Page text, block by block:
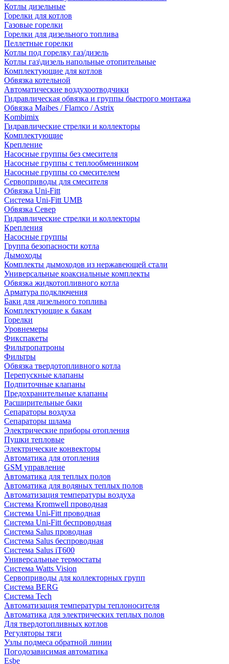
Котлы дизельные
Горелки для котлов
Газовые горелки
Горелки для дизельного топлива
Пеллетные горелки
Котлы под горелку газ/дизель
Котлы газ\дизель напольные отопительные
Комплектующие для котлов
Обвязка котельной
Автоматические воздухоотводчики
Гидравлическая обвязка и группы быстрого монтажа
Обвязка Maibes / Flamco / Astrix
Kombimix
Гидравлические стрелки и коллекторы
Комплектующие
Крепление
Насосные группы без смесителя
Насосные группы с теплообменником
Насосные группы со смесителем
Сервоприводы для смесителя
Обвязка Uni-Fitt
Система Uni-Fitt UMB
Обвязка Север
Гидравлические стрелки и коллекторы
Крепления
Насосные группы
Группа безопасности котла
Дымоходы
Комплекты дымоходов из нержавеющей стали
Универсальные коаксиальные комплекты
Обвязка жидкотопливного котла
Арматура подключения
Баки для дизельного топлива
Комплектующие к бакам
Горелки
Уровнемеры
Фикспакеты
Фильтропатроны
Фильтры
Обвязка твердотопливного котла
Перепускные клапаны
Подпиточные клапаны
Предохранительные клапаны
Расширительные баки
Сепараторы воздуха
Сепараторы шлама
Электрические приборы отопления
Пушки тепловые
Электрические конвекторы
Автоматика для отопления
GSM управление
Автоматика для теплых полов
Автоматика для водяных теплых полов
Автоматизация температуры воздуха
Система Kromwell проводная
Система Uni-Fitt проводная
Система Uni-Fitt беспроводная
Система Salus проводная
Система Salus беспроводная
Система Salus iT600
Универсальные термостаты
Система Watts Vision
Сервоприводы для коллекторных групп
Система BERG
Система Tech
Автоматизация температуры теплоносителя
Автоматика для электрических теплых полов
Для твердотопливных котлов
Регуляторы тяги
Узлы подмеса обратной линии
Погодозависимая автоматика
Esbe